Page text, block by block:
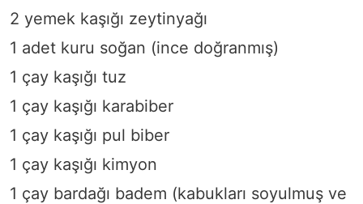
2 yemek kaşığı zeytinyağı
1 adet kuru soğan (ince doğranmış)
1 çay kaşığı tuz
1 çay kaşığı karabiber
1 çay kaşığı pul biber
1 çay kaşığı kimyon
1 çay bardağı badem (kabukları soyulmuş ve